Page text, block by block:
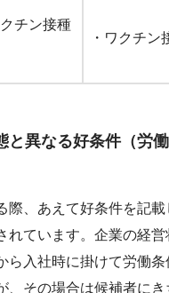
クチン接種
・ワクチン
異なる好条件（労
際、あえて好条件を記
れています。企業の経営
ら入社時に掛けて労働条
、その場合は候補者に